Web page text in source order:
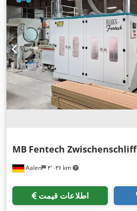
Aalen ۴٬۰۳۶ km
MB Fentech Zwischenschliff
اطلاعات قیمت